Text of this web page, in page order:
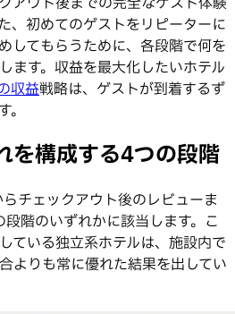
、初めてのゲストをリピーターに
してもらうために、各段階で何を
ます。収益を最大化したいホテル
収益戦略は、ゲストが到着するず
を構成する4つの段階
チェックアウト後のレビューま
階のいずれかに該当します。こ
ている独立系ホテルは、施設内で
よりも常に優れた結果を出してい